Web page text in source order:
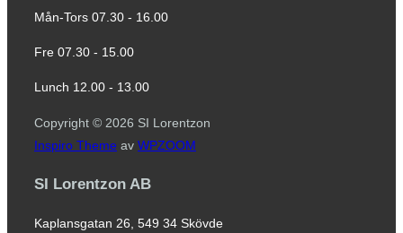
Mån-Tors 07.30 - 16.00
Fre 07.30 - 15.00
Lunch 12.00 - 13.00
Copyright © 2026 SI Lorentzon
Inspiro Theme av WPZOOM
SI Lorentzon AB
Kaplansgatan 26, 549 34 Skövde